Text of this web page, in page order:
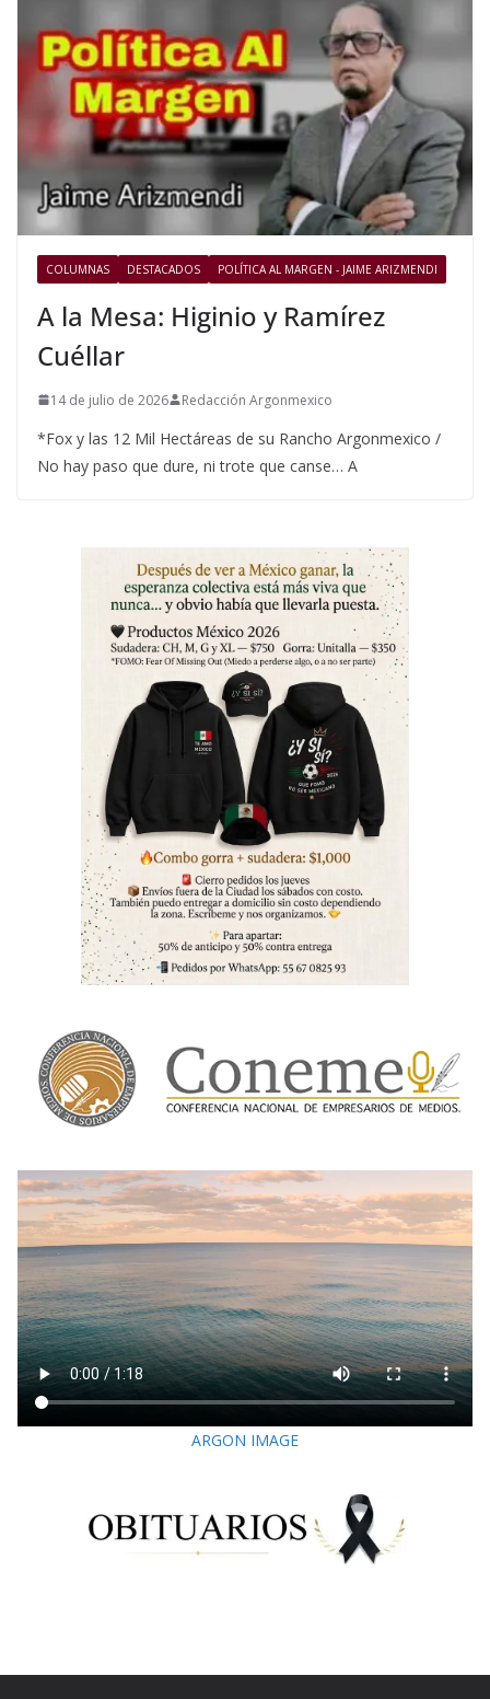
COLUMNAS DESTACADOS POLÍTICA AL MARGEN - JAIME ARIZMENDI
A la Mesa: Higinio y Ramírez
Cuéllar
14 de julio de 2026 Redacción Argonmexico
*Fox y las 12 Mil Hectáreas de su Rancho Argonmexico /
No hay paso que dure, ni trote que canse… A
ARGON IMAGE